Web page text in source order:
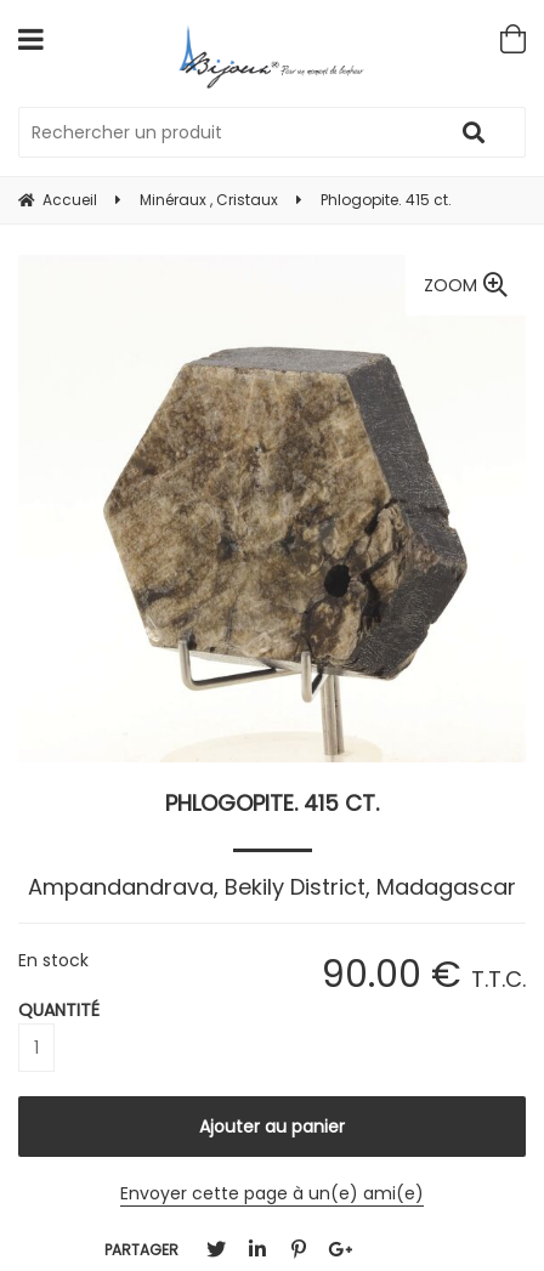
Accueil Minéraux , Cristaux Phlogopite. 415 ct.
ZOOM
PHLOGOPITE. 415 CT.
Ampandandrava, Bekily District, Madagascar
90.00 € T.T.C.
En stock
QUANTITÉ
Envoyer cette page à un(e) ami(e)
PARTAGER